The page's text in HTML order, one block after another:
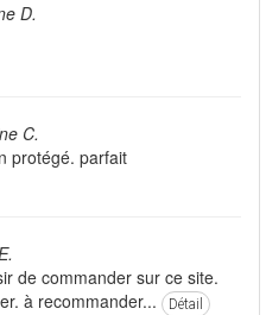
D.
C.
protégé. parfait
de commander sur ce site.
à recommander...
Détail